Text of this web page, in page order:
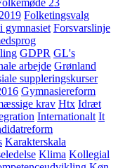
23
Folketingsvalg
gymnasiet Forsvarslinje
GDPR GL's
arbejde Grønland
suppleringskurser
Gymnasiereform
krav Htx Idræt
Internationalt It
Karakterskala
Klima Kollegial